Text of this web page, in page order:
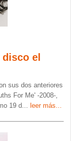
disco el
sus dos anteriores
For Me' -2008-,
19 d
leer más...